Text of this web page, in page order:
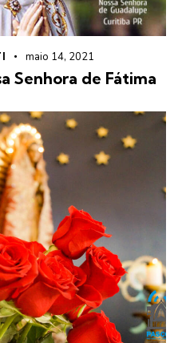
maio 14, 2021
Senhora de Fátima